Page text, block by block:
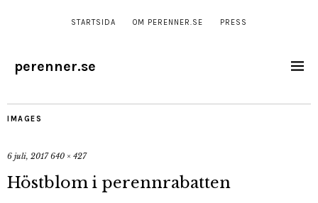
STARTSIDA OM PERENNER.SE PRESS
perenner.se
IMAGES
6 juli, 2017 640 × 427
Höstblom i perennrabatten